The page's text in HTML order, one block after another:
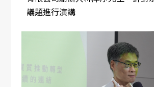
議題進行演講